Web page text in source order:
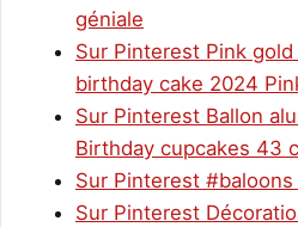
géniale
Sur Pinterest Pink
birthday cake 2024
Sur Pinterest Ballon
Birthday cupcakes 43
Sur Pinterest
Sur Pinterest